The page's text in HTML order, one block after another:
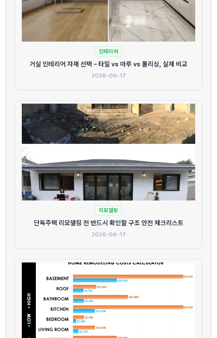
인테리어
거실 인테리어 자재 선택 – 타일 vs 마루 vs 폴리싱, 실제 비교
2026-06-17
리모델링
단독주택 리모델링 전 반드시 확인할 구조 안전 체크리스트
2026-06-17